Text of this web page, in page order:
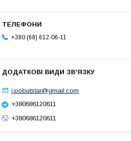
+380 (68) 612-06-11
i.pobutstar@gmail.com
+380686120611
+380686120611